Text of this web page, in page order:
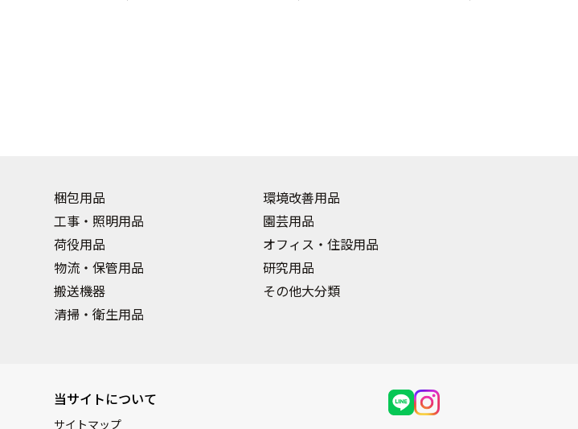
梱包用品
工事・照明用品
荷役用品
物流・保管用品
搬送機器
清掃・衛生用品
環境改善用品
園芸用品
オフィス・住設用品
研究用品
その他大分類
当サイトについて
サイトマップ